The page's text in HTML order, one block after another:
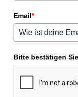
Email*
Bitte bestätigen